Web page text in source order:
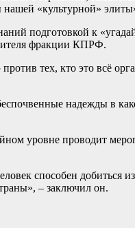
«культурной»
подготовкой к
фракции КПРФ.
тех, кто это всё
надежды в
уровне проводит
способен добиться
– заключил он.